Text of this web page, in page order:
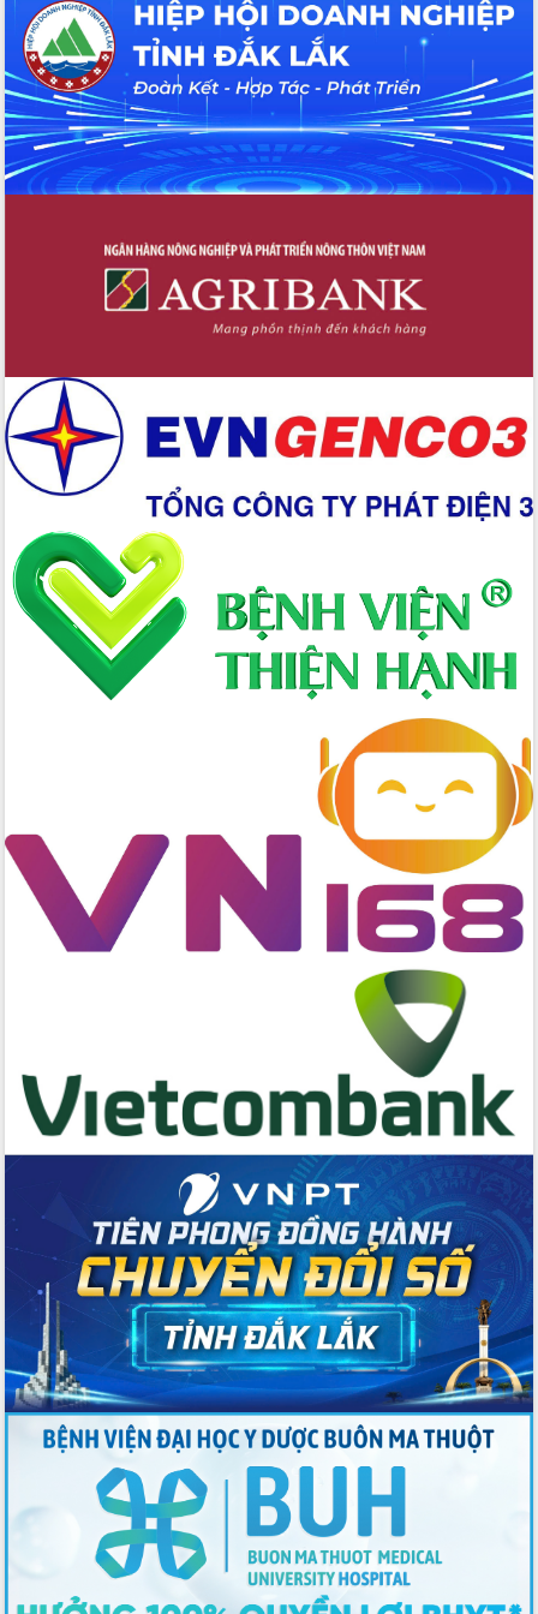
Đắk Lắk”
Tăng cường giám sát, đôn đốc thực
hiện nhiệm vụ quản lý tài sản công
hàng tuần
Tháo gỡ những vướng mắc, đẩy mạnh
công tác cải cách thủ tục hành chính
tại Trung tâm Phục vụ hành chính
công tỉnh
thi Sáng tạo Kỹ thuật 2024 - 2025
Đắk Lắk rà soát, điều chỉnh Đề án 190
về phát triển nuôi trồng thủy sản
Phó Chủ tịch UBND tỉnh Đắk Lắk
Dự án cao tốc Khánh Hòa - Buôn Ma
Thuột
Định vị cà phê Việt Nam như một “di
sản sống” trong dòng chảy toàn cầu
Xây dựng nông thôn mới: Nâng cao đời
sống người dân từ những mô hình thiết
thực
Quyết liệt tháo gỡ vướng mắc, đẩy
nhanh tiến độ các dự án trọng điểm
trong Khu kinh tế Nam Phú Yên
Hòn Yến phát triển du lịch gắn với bảo
Lấy ý kiến điều chỉnh Quy hoạch tỉnh
Đắk Lắk nỗ lực thúc đẩy tăng trưởng
kinh tế từ 10% trở lên trong Quý
II/2026
Đắk Lắk ký kết thỏa thuận hợp tác về
chuyển đổi số giai đoạn 2026 – 2030
cho trạm y tế cấp xã
Du lịch Đắk Lắk nâng tầm trải nghiệm
du khách thông qua Hệ thống cơ sở dữ
Tập huấn ứng dụng trí tuệ nhân tạo (AI)
trong thương mại điện tử năm 2026
Đoàn đại biểu Quốc hội tỉnh Đắk Lắk
trao đổi thông tin trước Kỳ họp thứ
nhất, Quốc hội khóa XVI
Quyết liệt cải cách hành chính, khơi
thông nguồn lực phát triển
Nâng cao hiệu lực, hiệu quả HĐND
tỉnh thông qua hiện đại hóa hành chính
Xã Ea Phê gắn cải cách hành chính với
chuyển đổi số
Phó Chủ tịch Thường trực UBND tỉnh
Hồ Thị Nguyên Thảo làm việc tại Trung
tâm Phục vụ hành chính công xã Ea